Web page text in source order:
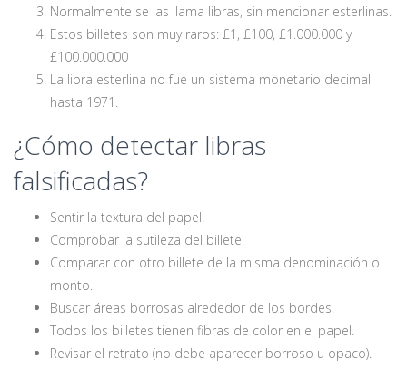
Normalmente se las llama libras, sin mencionar esterlinas.
Estos billetes son muy raros: £1, £100, £1.000.000 y
£100.000.000
La libra esterlina no fue un sistema monetario decimal
hasta 1971.
¿Cómo detectar libras
falsificadas?
Sentir la textura del papel.
Comprobar la sutileza del billete.
Comparar con otro billete de la misma denominación o
monto.
Buscar áreas borrosas alrededor de los bordes.
Todos los billetes tienen fibras de color en el papel.
Revisar el retrato (no debe aparecer borroso u opaco).